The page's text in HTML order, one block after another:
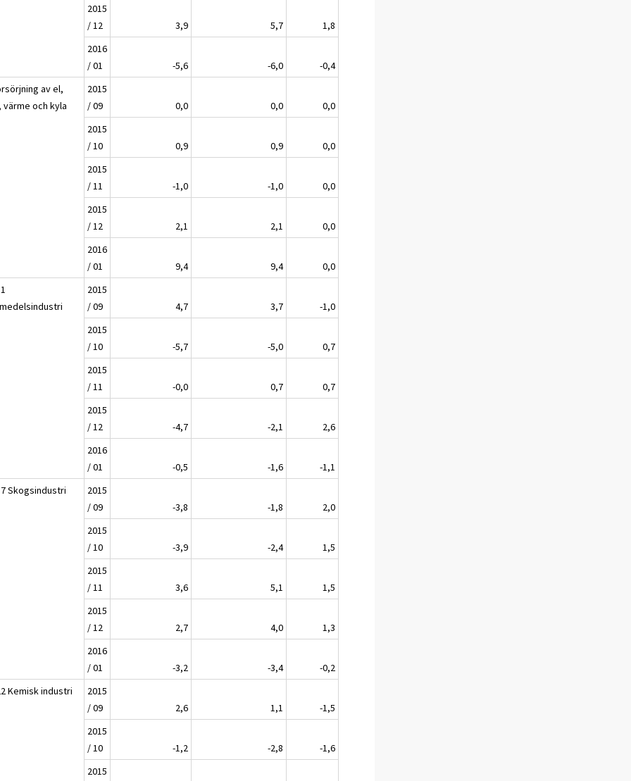
2015
/ 12
3,9 5,7
1,8
2016
/ 01
-5,6 -6,0
-0,4
av el,
värme och kyla
2015
/ 09
0,0 0,0
0,0
2015
/ 10
0,9 0,9
0,0
2015
/ 11
-1,0 -1,0
0,0
2015
/ 12
2,1 2,1
0,0
2016
/ 01
9,4 9,4
0,0
2015
/ 09
4,7 3,7
-1,0
2015
/ 10
-5,7 -5,0
0,7
2015
/ 11
-0,0 0,7
0,7
2015
/ 12
-4,7 -2,1
2,6
2016
/ 01
-0,5 -1,6
-1,1
Skogsindustri
2015
/ 09
-3,8 -1,8
2,0
2015
/ 10
-3,9 -2,4
1,5
2015
/ 11
3,6 5,1
1,5
2015
/ 12
2,7 4,0
1,3
2016
/ 01
-3,2 -3,4
-0,2
Kemisk industri
2015
/ 09
2,6 1,1
-1,5
2015
/ 10
-1,2 -2,8
-1,6
2015